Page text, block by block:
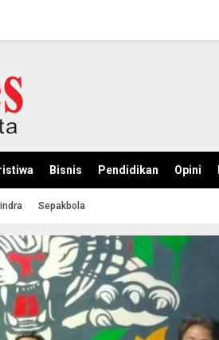
Bisnis Pendidikan Opini
Sepakbola